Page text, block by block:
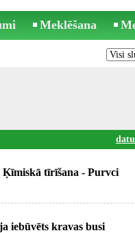
Meklēšana
Ķīmiskā tīrīšana - Purvci
iebūvēts kravas busi